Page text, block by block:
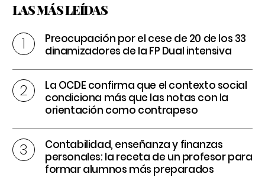
LAS MÁS LEÍDAS
Preocupación por el cese de 20 de los 33
dinamizadores de la FP Dual intensiva
La OCDE confirma que el contexto social
condiciona más que las notas con la
orientación como contrapeso
Contabilidad, enseñanza y finanzas
personales: la receta de un profesor para
formar alumnos más preparados